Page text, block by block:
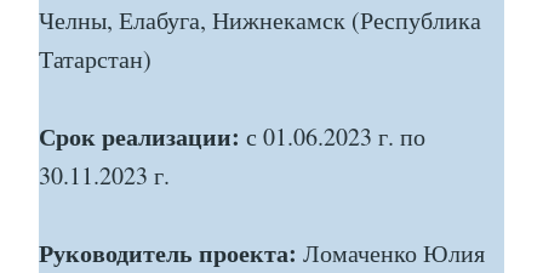
Челны, Елабуга, Нижнекамск (Республика
Татарстан)
Срок реализации: с 01.06.2023 г. по
30.11.2023 г.
Руководитель проекта: Ломаченко Юлия